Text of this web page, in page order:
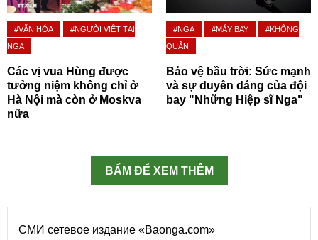
#VĂN HÓA
#NGƯỜI VIỆT TẠI
NGA
Các vị vua Hùng được
tưởng niệm không chỉ ở
Hà Nội mà còn ở Moskva
nữa
#NGA #MÁY BAY
#KHÔNG
QUÂN
Bảo vệ bầu trời: Sức mạnh
và sự duyên dáng của đội
bay "Những Hiệp sĩ Nga"
BẤM ĐỂ XEM THÊM
СМИ сетевое издание «Baonga.com»